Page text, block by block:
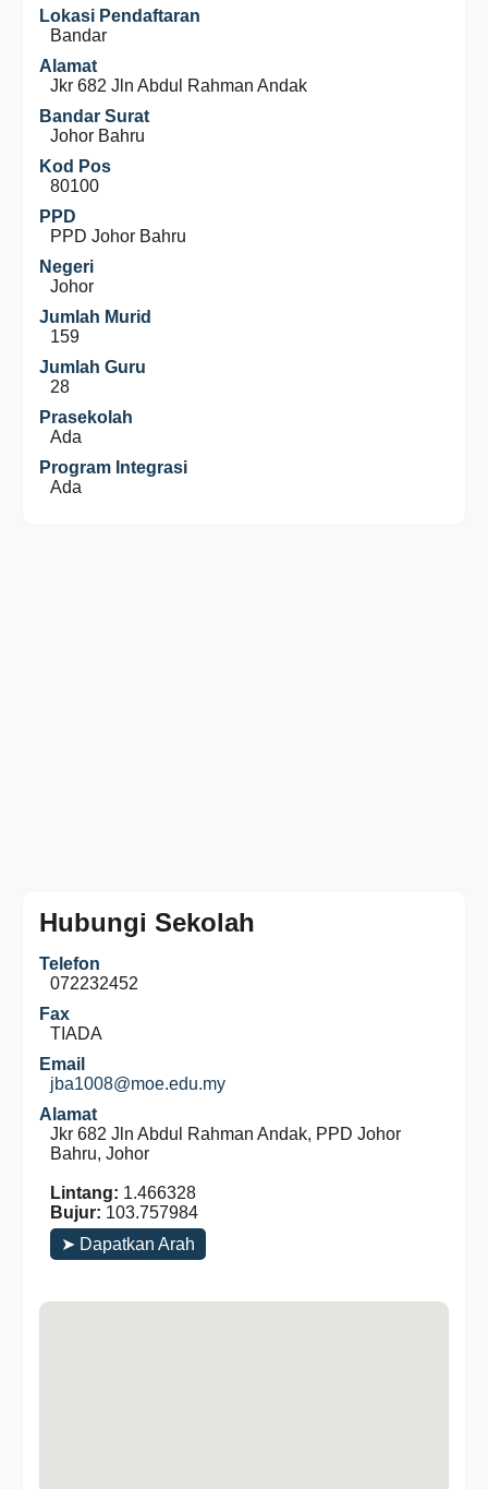
Lokasi Pendaftaran
Bandar
Alamat
Jkr 682 Jln Abdul Rahman Andak
Bandar Surat
Johor Bahru
Kod Pos
80100
PPD
PPD Johor Bahru
Negeri
Johor
Jumlah Murid
159
Jumlah Guru
28
Prasekolah
Ada
Program Integrasi
Ada
Hubungi Sekolah
Telefon
072232452
Fax
TIADA
Email
jba1008@moe.edu.my
Alamat
Jkr 682 Jln Abdul Rahman Andak, PPD Johor
Bahru, Johor
Lintang: 1.466328
Bujur: 103.757984
➤ Dapatkan Arah